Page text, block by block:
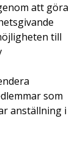
att göra
till
som
anställning i